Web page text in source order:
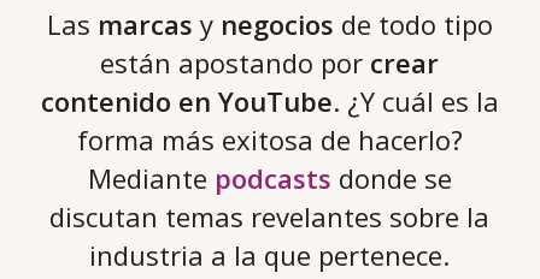
Las marcas y negocios de todo tipo
están apostando por crear
contenido en YouTube. ¿Y cuál es la
forma más exitosa de hacerlo?
Mediante podcasts donde se
discutan temas revelantes sobre la
industria a la que pertenece.